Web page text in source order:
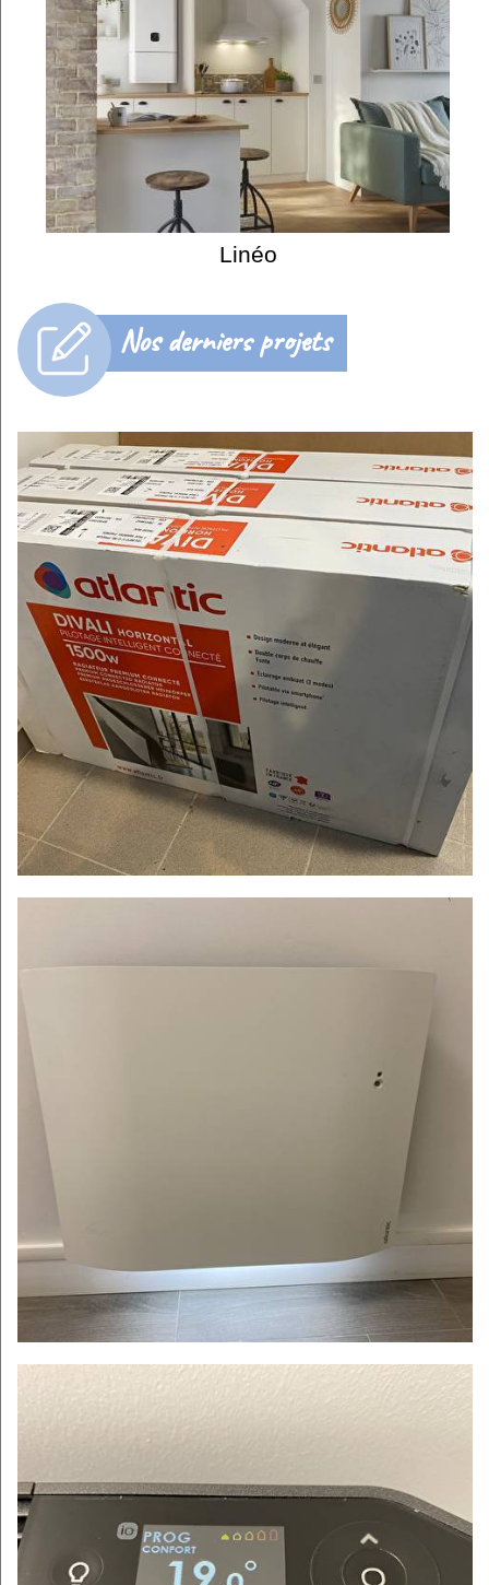
Linéo
Nos derniers projets